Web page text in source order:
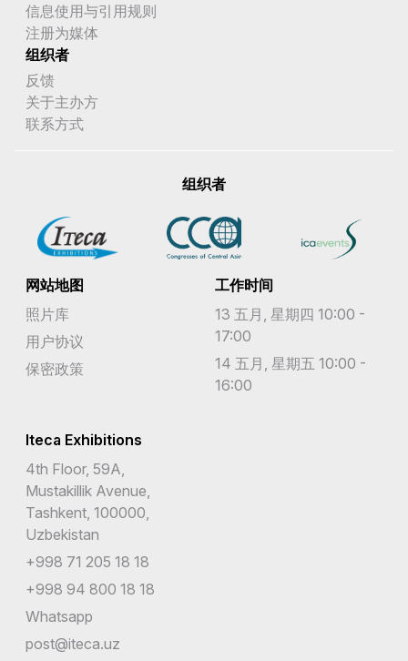
信息使用与引用规则
注册为媒体
组织者
反馈
关于主办方
联系方式
组织者
网站地图
照片库
用户协议
保密政策
工作时间
13 五月, 星期四 10:00 -
17:00
14 五月, 星期五 10:00 -
16:00
Iteca Exhibitions
4th Floor, 59A,
Mustakillik Avenue,
Tashkent, 100000,
Uzbekistan
+998 71 205 18 18
+998 94 800 18 18
Whatsapp
post@iteca.uz